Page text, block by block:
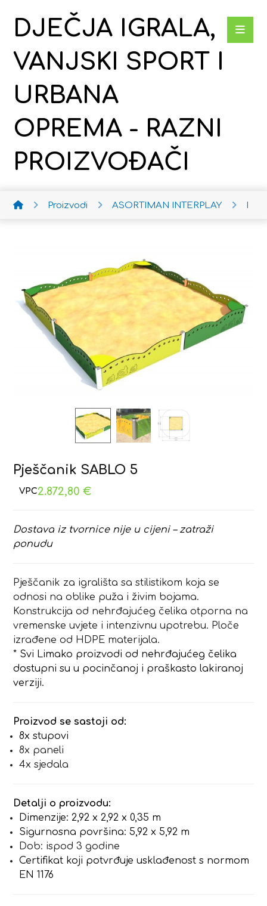
DJEČJA IGRALA,
VANJSKI SPORT I
URBANA
OPREMA - RAZNI
PROIZVOĐAČI
Proizvodi ASORTIMAN INTERPLAY
Pješčanik SABLO 5
2.872,80€
Dostava iz tvornice nije u cijeni – zatraži
ponudu
Pješčanik za igrališta sa stilistikom koja se
odnosi na oblike puža i živim bojama.
Konstrukcija od nehrđajućeg čelika otporna na
vremenske uvjete i intenzivnu upotrebu. Ploče
izrađene od HDPE materijala.
* Svi Limako proizvodi od nehrđajućeg čelika
dostupni su u pocinčanoj i praškasto lakiranoj
verziji.
Proizvod se sastoji od:
8x stupovi
8x paneli
4x sjedala
Detalji o proizvodu:
Dimenzije: 2,92 x 2,92 x 0,35 m
Sigurnosna površina: 5,92 x 5,92 m
Dob: ispod 3 godine
Certifikat koji potvrđuje usklađenost s normom
EN 1176